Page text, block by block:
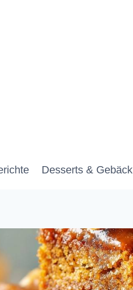
Desserts & Gebäck